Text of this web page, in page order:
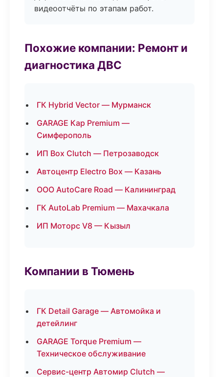
видеоотчёты по этапам работ.
Похожие компании: Ремонт и
диагностика ДВС
ГК Hybrid Vector — Мурманск
GARAGE Кар Premium —
Симферополь
ИП Box Clutch — Петрозаводск
Автоцентр Electro Box — Казань
ООО AutoCare Road — Калининград
ГК AutoLab Premium — Махачкала
ИП Моторс V8 — Кызыл
Компании в Тюмень
ГК Detail Garage — Автомойка и
детейлинг
GARAGE Torque Premium —
Техническое обслуживание
Сервис-центр Автомир Clutch —